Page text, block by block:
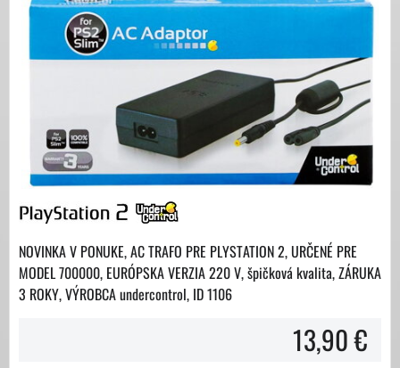
NOVINKA V PONUKE, AC TRAFO PRE PLYSTATION 2, URČENÉ PRE
MODEL 700000, EURÓPSKA VERZIA 220 V, špičková kvalita, ZÁRUKA
3 ROKY, VÝROBCA undercontrol, ID 1106
13,90 €